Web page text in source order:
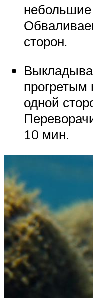
небольшие
сторон.
одной
10 мин.